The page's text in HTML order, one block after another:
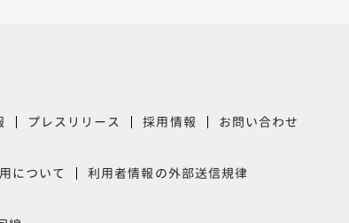
プレスリリース 採用情報
お問い合わせ
について
利用者情報の外部送信規律